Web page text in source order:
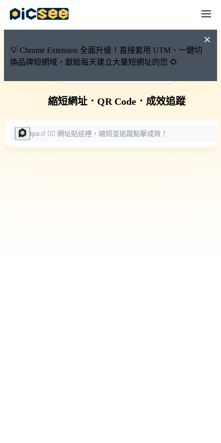
🚀 PicSee 短網址永久有效
縮短網址． QR Code． 成效追蹤